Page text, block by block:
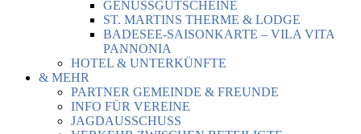
GENUSSGUTSCHEINE
ST. MARTINS THERME & LODGE
BADESEE-SAISONKARTE – VILA VITA
PANNONIA
HOTEL & UNTERKÜNFTE
& MEHR
PARTNER GEMEINDE & FREUNDE
INFO FÜR VEREINE
JAGDAUSSCHUSS